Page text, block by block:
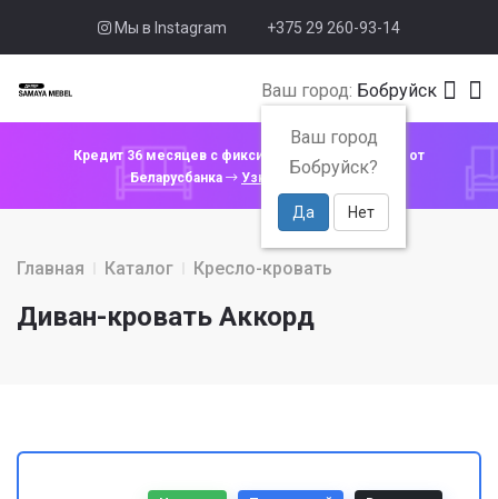
Мы в Instagram +375 29 260-93-14
Ваш город: Бобруйск
Ваш город
Бобруйск?
Да Нет
Кредит 36 месяцев с фиксированной ставкой 4% от
Беларусбанка
Узнать подробнее
Главная Каталог Кресло-кровать
Диван-кровать Аккорд